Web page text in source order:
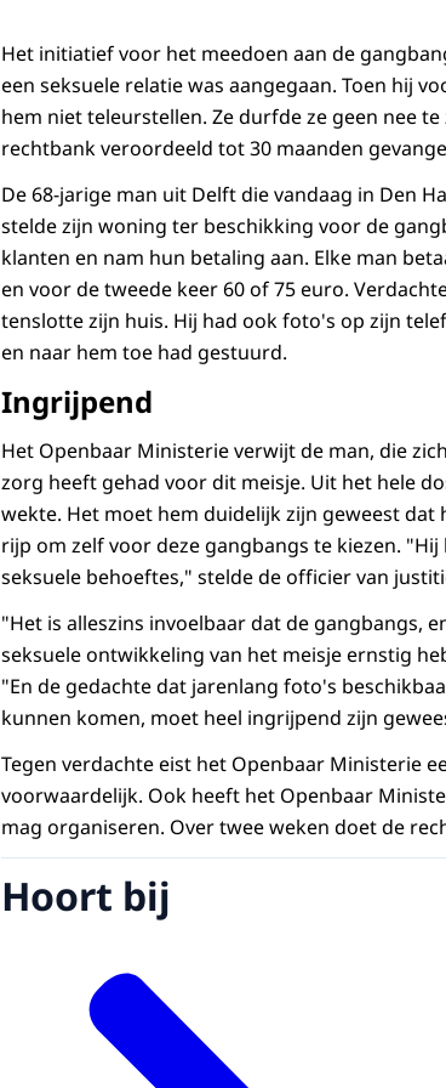
Het initiatief voor het meedoen aan de
een seksuele relatie was aangegaan. Toen hij
hem niet teleurstellen. Ze durfde ze geen nee
rechtbank veroordeeld tot 30 maanden
De 68-jarige man uit Delft die vandaag in Den
stelde zijn woning ter beschikking voor de
klanten en nam hun betaling aan. Elke man
en voor de tweede keer 60 of 75 euro.
tenslotte zijn huis. Hij had ook foto's op zijn
en naar hem toe had gestuurd.
Ingrijpend
Het Openbaar Ministerie verwijt de man, die
zorg heeft gehad voor dit meisje. Uit het hele
wekte. Het moet hem duidelijk zijn geweest
rijp om zelf voor deze gangbangs te kiezen.
seksuele behoeftes," stelde de officier van
"Het is alleszins invoelbaar dat de gangbangs,
seksuele ontwikkeling van het meisje ernstig
"En de gedachte dat jarenlang foto's
kunnen komen, moet heel ingrijpend zijn
Tegen verdachte eist het Openbaar Ministerie
voorwaardelijk. Ook heeft het Openbaar
mag organiseren. Over twee weken doet de
Hoort bij